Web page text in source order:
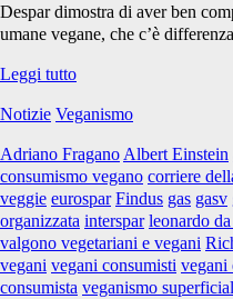
Despar dimostra di aver ben
umane vegane, che c’è
Leggi tuttoVeganismo
tanto
chilo
Notizie Veganismo
Adriano Fragano Albert Einstein
consumismo vegano corriere
veggie eurospar Findus gas gasv
organizzata interspar leonardo
valgono vegetariani e vegani
vegani vegani consumisti vegani
consumista veganismo